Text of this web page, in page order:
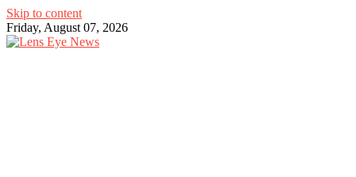
Skip to content
Friday, August 07, 2026